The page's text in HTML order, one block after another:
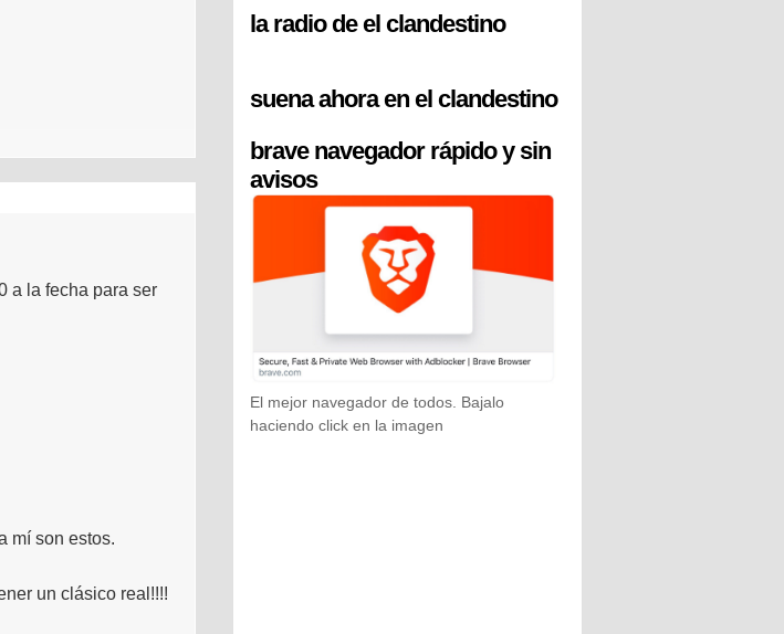
a la fecha para ser
mí son estos.
un clásico real!!!!
la radio de el clandestino
suena ahora en el clandestino
brave navegador rápido y sin
avisos
El mejor navegador de todos. Bajalo
haciendo click en la imagen